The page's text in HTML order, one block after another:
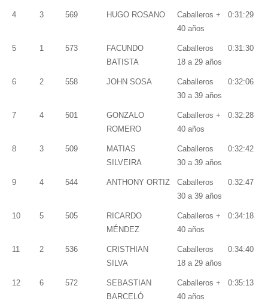
4 3 569 HUGO ROSANO
Caballeros +
40 años
0:31:29
5 1 573
FACUNDO
BATISTA
Caballeros
18 a 29 años
0:31:30
6 2 558 JOHN SOSA
Caballeros
30 a 39 años
0:32:06
7 4 501
GONZALO
ROMERO
Caballeros +
40 años
0:32:28
8 3 509
MATIAS
SILVEIRA
Caballeros
30 a 39 años
0:32:42
9 4 544 ANTHONY ORTIZ
Caballeros
30 a 39 años
0:32:47
10 5 505
RICARDO
MÉNDEZ
Caballeros +
40 años
0:34:18
11 2 536
CRISTHIAN
SILVA
Caballeros
18 a 29 años
0:34:40
12 6 572
SEBASTIAN
BARCELÓ
Caballeros +
40 años
0:35:13